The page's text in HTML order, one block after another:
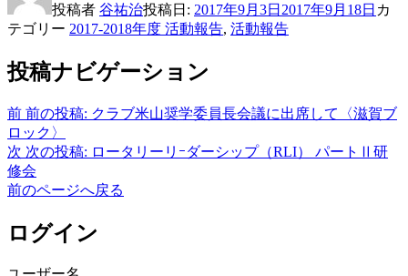
投稿者 谷祐治投稿日: 2017年9月3日 2017年9月18日 カ
テゴリー 2017-2018年度 活動報告, 活動報告
投稿ナビゲーション
前 前の投稿: クラブ米山奨学委員長会議に出席して〈滋賀ブ
ロック〉
次 次の投稿: ロータリーリｰダーシップ（RLI） パートⅡ研
修会
前のページへ戻る
ログイン